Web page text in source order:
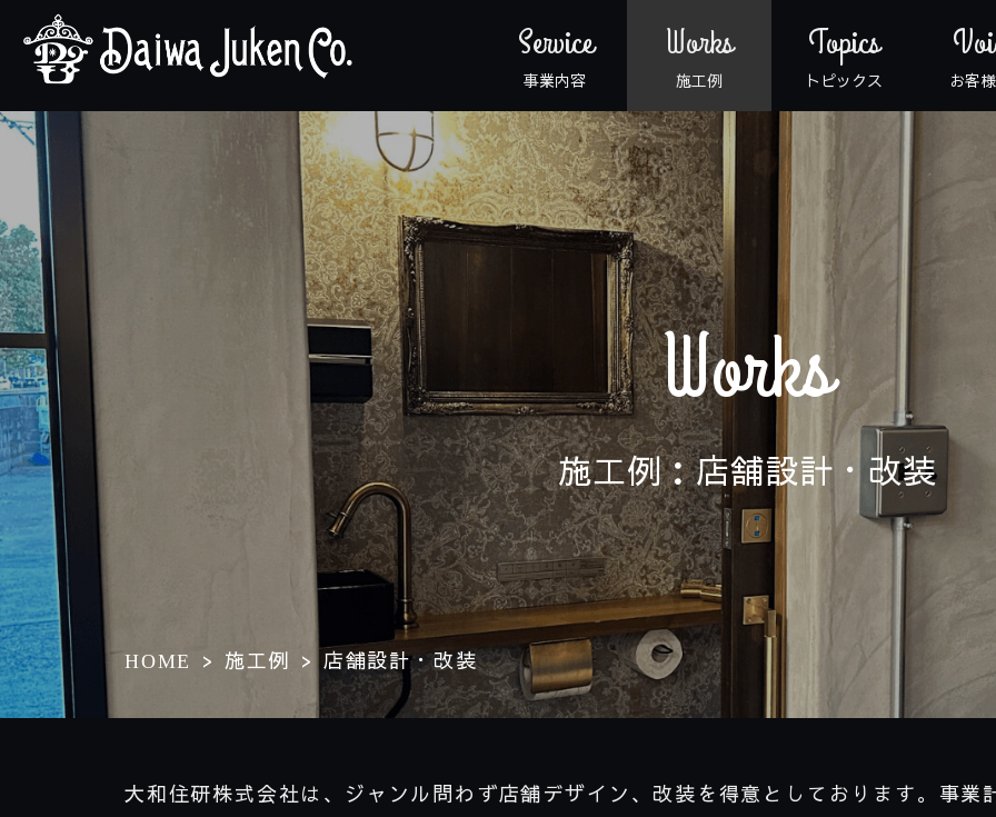
Service
事業内容
Works
施工例
Topics
トピックス お客
Works
施工例：店舗設計・改装
HOME 施工例 店舗設計・改装
大和住研株式会社は、ジャンル問わず店舗デザイン、改装を得意としております。事